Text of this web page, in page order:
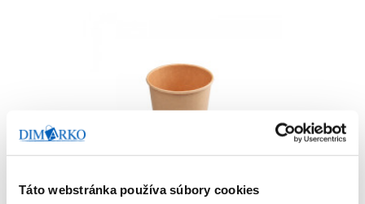
Táto webstránka používa súbory cookies